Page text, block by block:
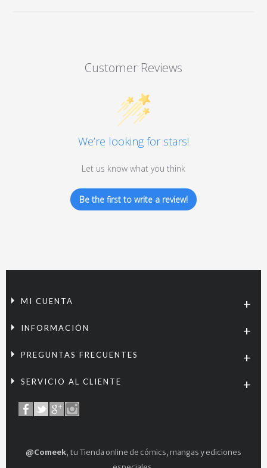
Customer Reviews
We’re looking for stars!
Let us know what you think
Be the first to write a review!
MI CUENTA
INFORMACIÓN
PREGUNTAS FRECUENTES
SERVICIO AL CLIENTE
@Comeek, tu Tienda online de cómics, mangas y ediciones